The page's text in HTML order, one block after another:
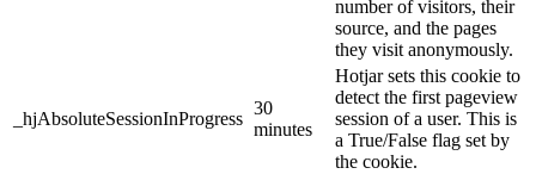
number of visitors, their
source, and the pages
they visit anonymously.
_hjAbsoluteSessionInProgress
30
minutes
Hotjar sets this cookie to
detect the first pageview
session of a user. This is
a True/False flag set by
the cookie.